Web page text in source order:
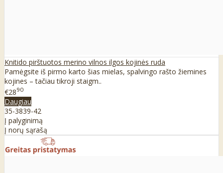
Knitido pirštuotos merino vilnos ilgos kojinės ruda
Pamėgsite iš pirmo karto šias mielas, spalvingo rašto žiemines
kojines – tačiau tikroji staigm..
€2890
Daugiau
35-3839-42
Į palyginimą
Į norų sąrašą